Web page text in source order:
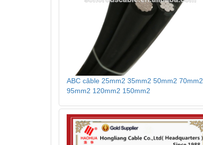
ABC câble 25mm2 35mm2 50mm2 70mm2
95mm2 120mm2 150mm2